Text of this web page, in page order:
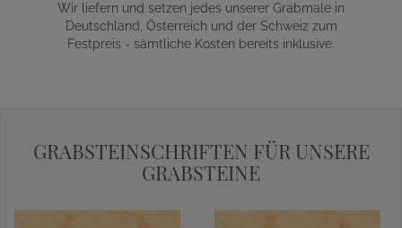
Wir liefern und setzen jedes unserer Grabmale in
Deutschland, Österreich und der Schweiz zum
Festpreis - sämtliche Kosten bereits inklusive.
GRABSTEINSCHRIFTEN FÜR UNSERE
GRABSTEINE